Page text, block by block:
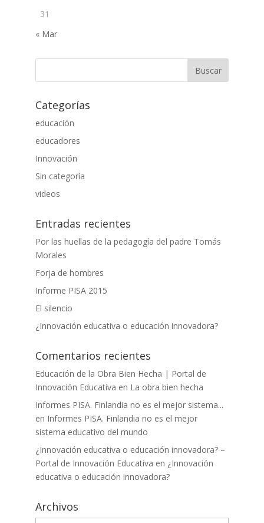
31
« Mar
Categorías
educación
educadores
Innovación
Sin categoría
videos
Entradas recientes
Por las huellas de la pedagogía del padre Tomás
Morales
Forja de hombres
Informe PISA 2015
El silencio
¿Innovación educativa o educación innovadora?
Comentarios recientes
Educación de la Obra Bien Hecha | Portal de
Innovación Educativa en La obra bien hecha
Informes PISA. Finlandia no es el mejor sistema...
en Informes PISA. Finlandia no es el mejor
sistema educativo del mundo
¿Innovación educativa o educación innovadora? –
Portal de Innovación Educativa en ¿Innovación
educativa o educación innovadora?
Archivos